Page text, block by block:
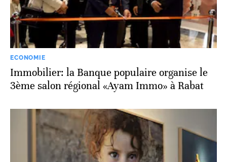
ECONOMIE
Immobilier: la Banque populaire organise le
3ème salon régional «Ayam Immo» à Rabat